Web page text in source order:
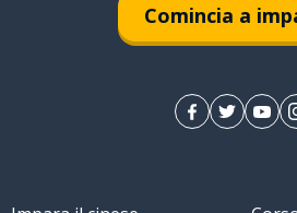
Comincia a